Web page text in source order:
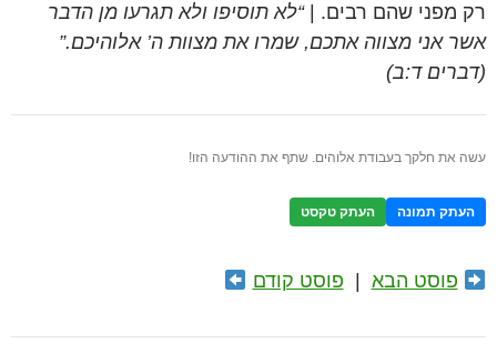
רק מפני שהם רבים. |“לא תוסיפו ולא תגרעו מן הדבר
אשר אני מצווה אתכם, שמרו את מצוות ה’ אלוהיכם.”
(דברים ד:ב)
עשה את חלקך בעבודת אלוהים. שתף את ההודעה הזו!
העתק תמונה העתק טקסט
פוסט הבא פוסט קודם